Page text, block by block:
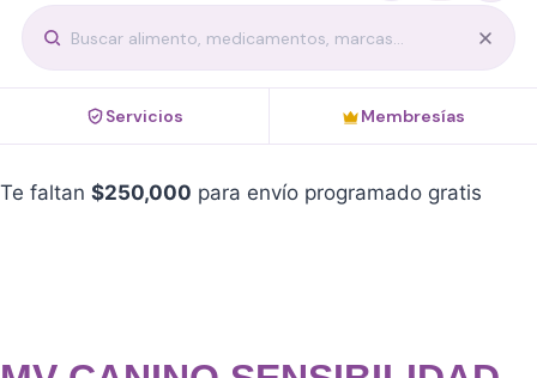
Servicios Membresías
Te faltan $250,000 para envío programado gratis